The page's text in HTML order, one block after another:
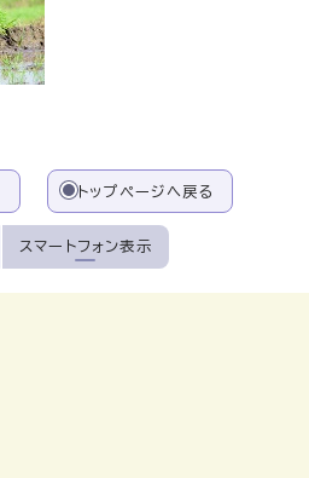
トップページへ戻る
スマートフォン表示